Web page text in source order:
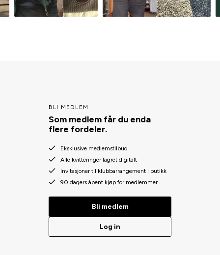
BLI MEDLEM
Som medlem får du enda
flere fordeler.
Eksklusive medlemstilbud
Alle kvitteringer lagret digitalt
Invitasjoner til klubbarrangement i butikk
90 dagers åpent kjøp for medlemmer
Bli medlem
Log in